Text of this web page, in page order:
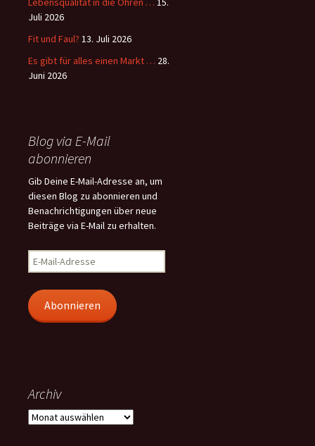
Juli 2026
Fit und Faul? 13. Juli 2026
Es gibt für alles einen Markt … 28.
Juni 2026
Blog via E-Mail
abonnieren
Gib Deine E-Mail-Adresse an, um
diesen Blog zu abonnieren und
Benachrichtigungen über neue
Beiträge via E-Mail zu erhalten.
E-
Mail-
Abonnieren
Archiv
Archiv